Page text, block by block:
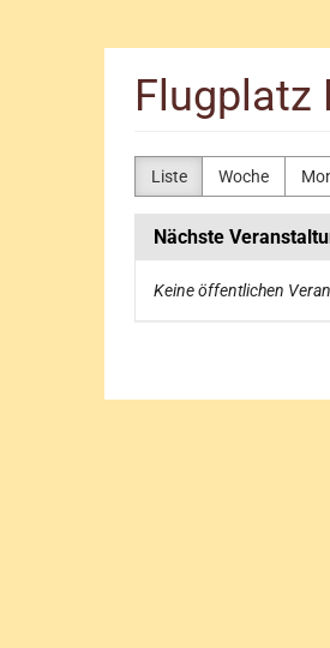
Flugplatz
Liste Woche
Nächste
Keine öffentlichen